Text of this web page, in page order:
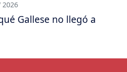
2026
Gallese no llegó a